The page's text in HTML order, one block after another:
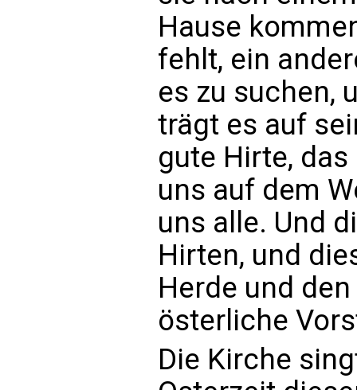
Hause
fehlt, ein
es zu suchen,
trägt es auf
gute Hirte,
uns auf dem
uns alle. Und
Hirten, und
Herde und
österliche
Die Kirche